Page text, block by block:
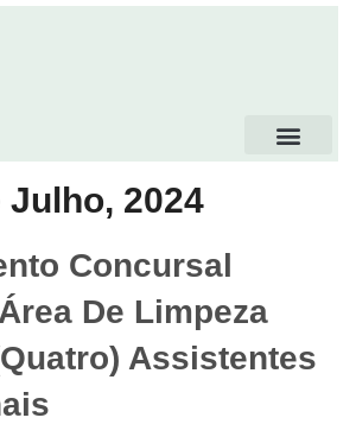
Julho, 2024
Concursal
De Limpeza
Assistentes